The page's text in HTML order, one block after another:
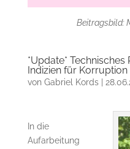
Beitragsbild:
*Update* Technisches
Indizien für Korruption
von Gabriel Kords|
In die
Aufarbeitung